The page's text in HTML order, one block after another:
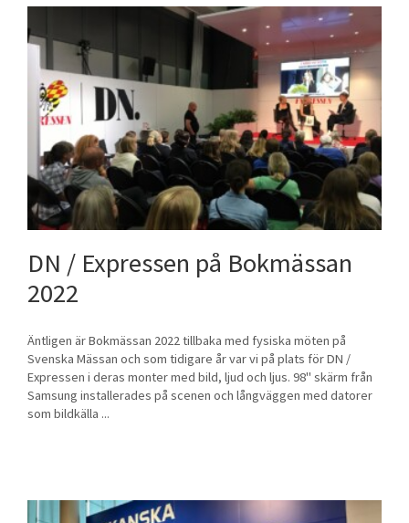
DN / Expressen på Bokmässan
2022
Äntligen är Bokmässan 2022 tillbaka med fysiska möten på
Svenska Mässan och som tidigare år var vi på plats för DN /
Expressen i deras monter med bild, ljud och ljus. 98" skärm från
Samsung installerades på scenen och långväggen med datorer
som bildkälla ...